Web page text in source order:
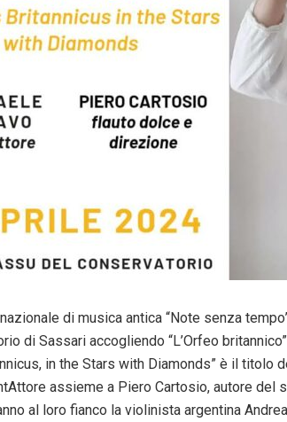
di musica antica “Note senza
di Sassari accogliendo “L’Orfeo
in the Stars with Diamonds” è il titolo
assieme a Piero Cartosio, autore del
al loro fianco la violinista argentina